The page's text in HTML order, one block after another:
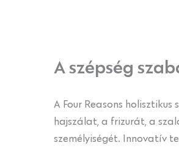
A szépség
A Four Reasons
hajszálat, a frizurát, a
személyiségét. Innovatív